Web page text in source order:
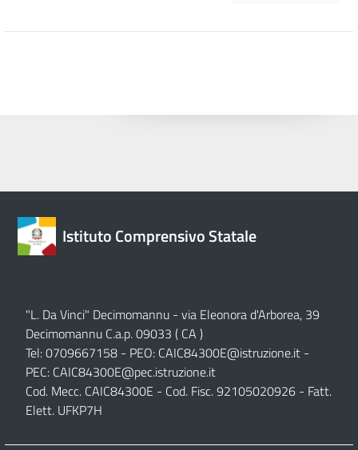
Istituto Comprensivo Statale
"L. Da Vinci" Decimomannu - via Eleonora d'Arborea, 39
Decimomannu C.a.p. 09033 ( CA )
Tel: 0709667158 - PEO: CAIC84300E@istruzione.it -
PEC: CAIC84300E@pec.istruzione.it
Cod. Mecc. CAIC84300E - Cod. Fisc. 92105020926 - Fatt.
Elett. UFKP7H